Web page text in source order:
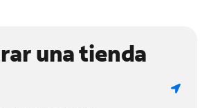
una tienda